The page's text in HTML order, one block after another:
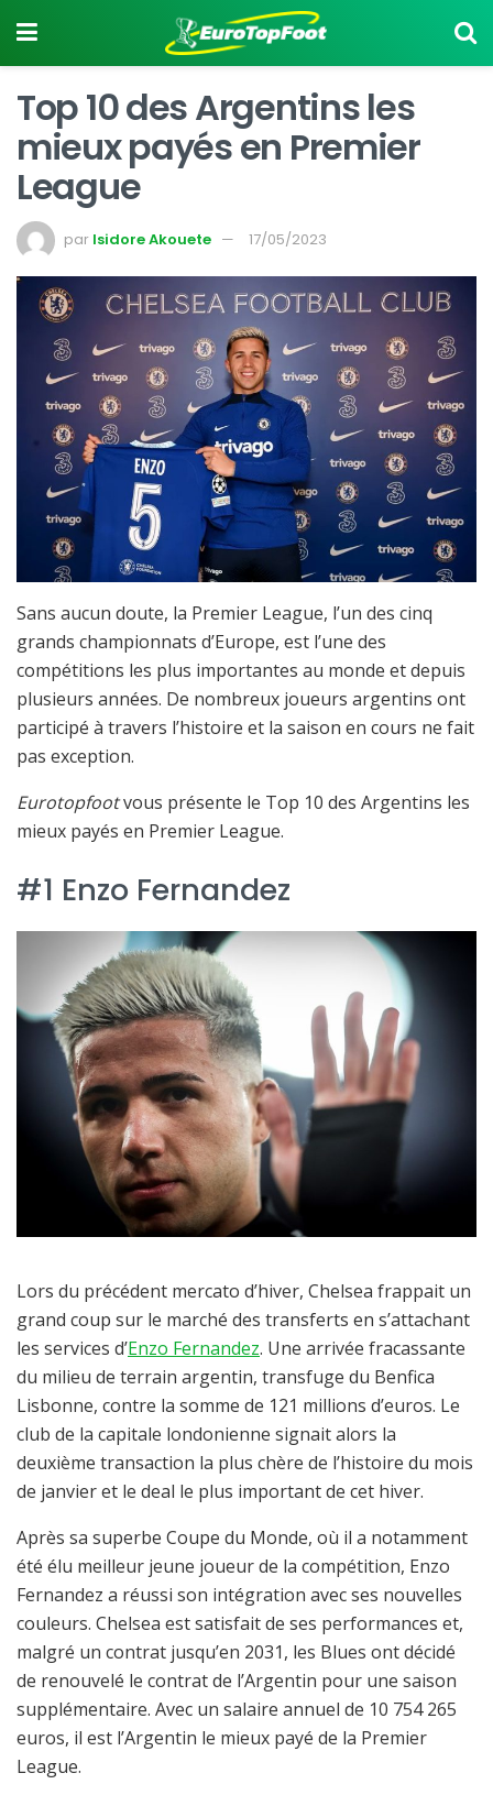
Top 10 des Argentins les
mieux payés en Premier
League
par Isidore Akouete 17/05/2023
Sans aucun doute, la Premier League, l’un des cinq
grands championnats d’Europe, est l’une des
compétitions les plus importantes au monde et depuis
plusieurs années. De nombreux joueurs argentins ont
participé à travers l’histoire et la saison en cours ne fait
pas exception.
Eurotopfootvous présente le Top 10 des Argentins les
mieux payés en Premier League.
#1 Enzo Fernandez
Lors du précédent mercato d’hiver, Chelsea frappait un
grand coup sur le marché des transferts en s’attachant
les services d’Enzo Fernandez. Une arrivée fracassante
du milieu de terrain argentin, transfuge du Benfica
Lisbonne, contre la somme de 121 millions d’euros. Le
club de la capitale londonienne signait alors la
deuxième transaction la plus chère de l’histoire du mois
de janvier et le deal le plus important de cet hiver.
Après sa superbe Coupe du Monde, où il a notamment
été élu meilleur jeune joueur de la compétition, Enzo
Fernandez a réussi son intégration avec ses nouvelles
couleurs. Chelsea est satisfait de ses performances et,
malgré un contrat jusqu’en 2031, les Blues ont décidé
de renouvelé le contrat de l’Argentin pour une saison
supplémentaire. Avec un salaire annuel de 10 754 265
euros, il est l’Argentin le mieux payé de la Premier
League.